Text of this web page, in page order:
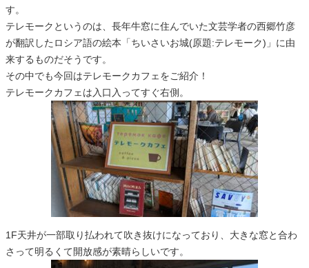
す。
テレモークというのは、長年牛窓に住んでいた文芸学者の西郷竹彦
が翻訳したロシア語の絵本「ちいさいお城(原題:テレモーク)」に由
来するものだそうです。
その中でも今回はテレモークカフェをご紹介！
テレモークカフェは入口入ってすぐ右側。
1F天井が一部取り払われて吹き抜けになっており、大きな窓と合わ
さって明るくて開放感が素晴らしいです。